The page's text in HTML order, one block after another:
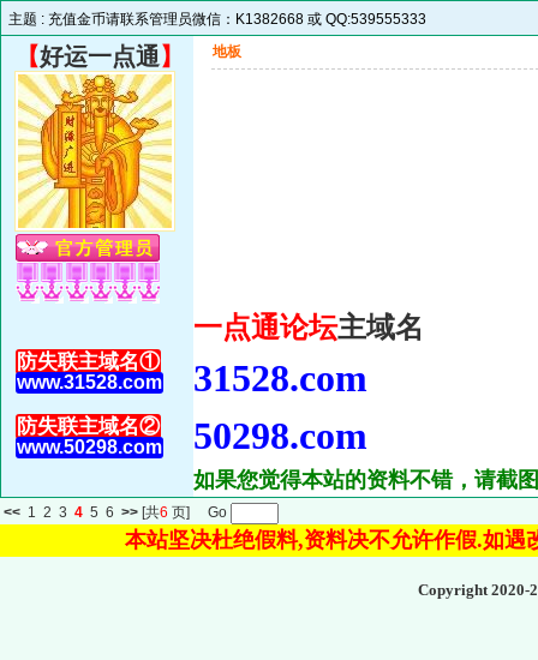
主题 : 充值金币请联系管理员微信：K1382668 或 QQ:539555333
【好运一点通 】
防失联主域名①
www.31528.com
防失联主域名②
www.50298.com
地板
一点通论坛主域名
31528.com
50298.com
如果您觉得本站的资料不错，请截
<< 1 2 3 4 5 6 >> [共6 页] Go
本站坚决杜绝假料,资料决不允许作假.如
Copyright 2020-